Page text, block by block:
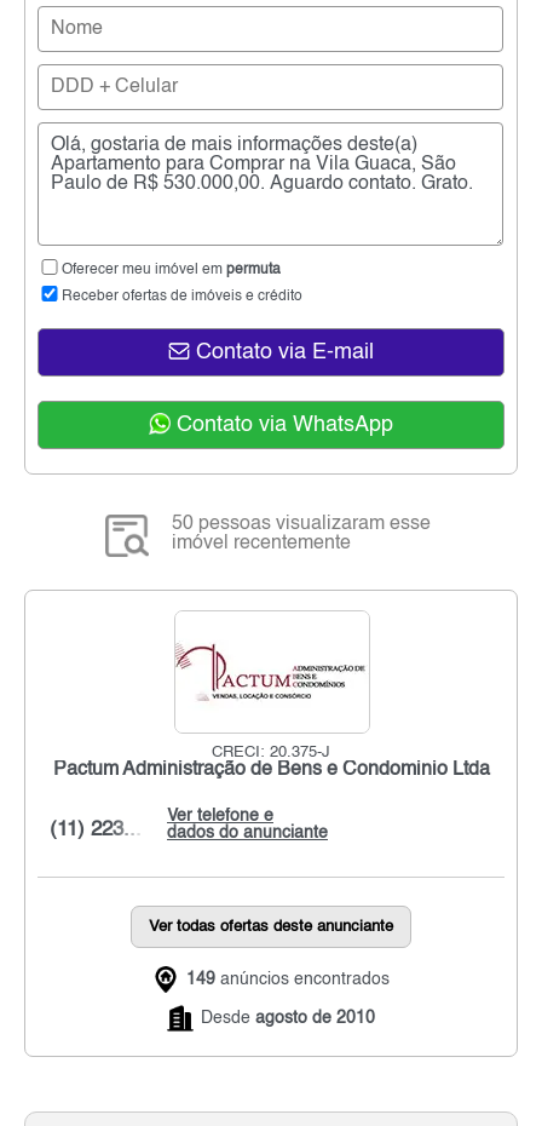
Oferecer meu imóvel em permuta
Receber ofertas de imóveis e crédito
Contato via E-mail
Contato via WhatsApp
50 pessoas visualizaram esse
imóvel recentemente
CRECI: 20.375-J
Pactum Administração de Bens e Condominio Ltda
Ver telefone e
dados do anunciante
(11) 223...
Ver todas ofertas deste anunciante
149 anúncios encontrados
Desde agosto de 2010